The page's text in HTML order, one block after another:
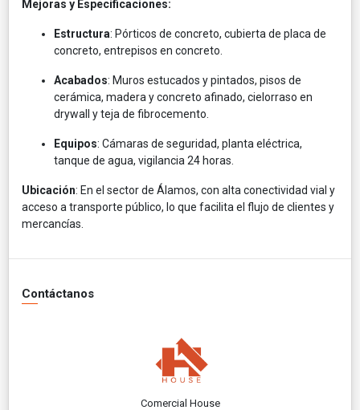
Mejoras y Especificaciones:
Estructura: Pórticos de concreto, cubierta de placa de
concreto, entrepisos en concreto.
Acabados: Muros estucados y pintados, pisos de
cerámica, madera y concreto afinado, cielorraso en
drywall y teja de fibrocemento.
Equipos: Cámaras de seguridad, planta eléctrica,
tanque de agua, vigilancia 24 horas.
Ubicación: En el sector de Álamos, con alta conectividad vial y
acceso a transporte público, lo que facilita el flujo de clientes y
mercancías.
Contáctanos
Comercial House